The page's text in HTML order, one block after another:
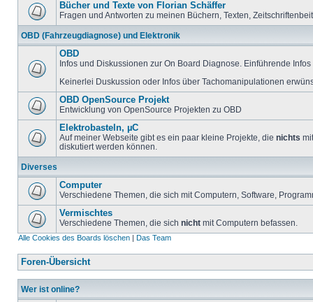
Bücher und Texte von Florian Schäffer
Fragen und Antworten zu meinen Büchern, Texten,
OBD (Fahrzeugdiagnose) und Elektronik
OBD
Infos und Diskussionen zur On Board Diagnose. Einführende
Keinerlei Duskussion oder Infos über Tachomanipulationen
OBD OpenSource Projekt
Entwicklung von OpenSource Projekten zu OBD
Elektrobasteln, µC
Auf meiner Webseite gibt es ein paar kleine Projekte, die nichts
diskutiert werden können.
Diverses
Computer
Verschiedene Themen, die sich mit Computern, Software,
Vermischtes
Verschiedene Themen, die sich nicht mit Computern befassen.
Alle Cookies des Boards löschen | Das Team
Foren-Übersicht
Wer ist online?